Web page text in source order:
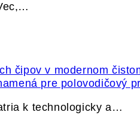
pre polovodičový
k technologicky a…